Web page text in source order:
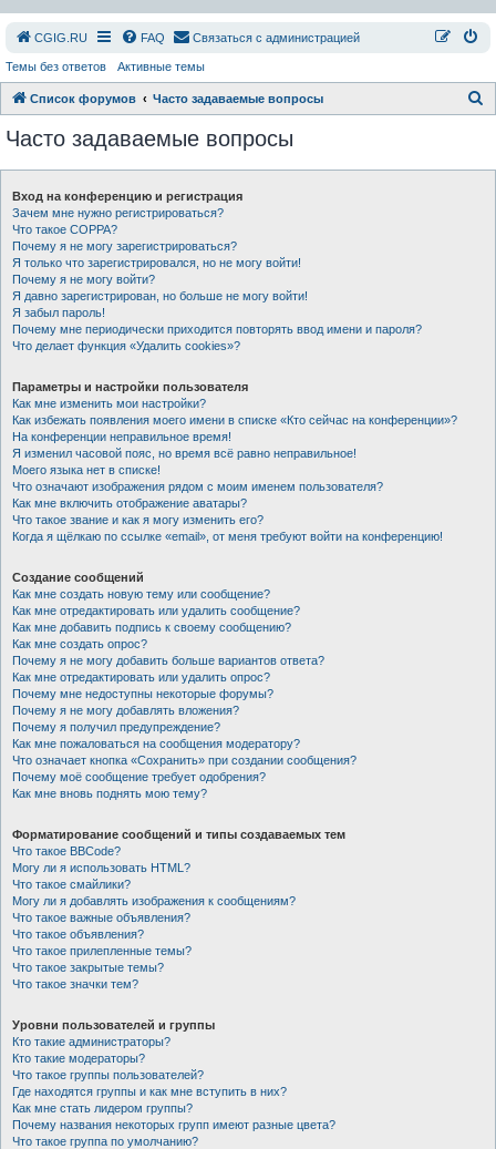
СGIG.RU FAQ Связаться с администрацией
Темы без ответов Активные темы
Список форумов Часто задаваемые вопросы
Часто задаваемые вопросы
Вход на конференцию и регистрация
Зачем мне нужно регистрироваться?
Что такое COPPA?
Почему я не могу зарегистрироваться?
Я только что зарегистрировался, но не могу войти!
Почему я не могу войти?
Я давно зарегистрирован, но больше не могу войти!
Я забыл пароль!
Почему мне периодически приходится повторять ввод имени и пароля?
Что делает функция «Удалить cookies»?
Параметры и настройки пользователя
Как мне изменить мои настройки?
Как избежать появления моего имени в списке «Кто сейчас на конференции»?
На конференции неправильное время!
Я изменил часовой пояс, но время всё равно неправильное!
Моего языка нет в списке!
Что означают изображения рядом с моим именем пользователя?
Как мне включить отображение аватары?
Что такое звание и как я могу изменить его?
Когда я щёлкаю по ссылке «email», от меня требуют войти на конференцию!
Создание сообщений
Как мне создать новую тему или сообщение?
Как мне отредактировать или удалить сообщение?
Как мне добавить подпись к своему сообщению?
Как мне создать опрос?
Почему я не могу добавить больше вариантов ответа?
Как мне отредактировать или удалить опрос?
Почему мне недоступны некоторые форумы?
Почему я не могу добавлять вложения?
Почему я получил предупреждение?
Как мне пожаловаться на сообщения модератору?
Что означает кнопка «Сохранить» при создании сообщения?
Почему моё сообщение требует одобрения?
Как мне вновь поднять мою тему?
Форматирование сообщений и типы создаваемых тем
Что такое BBCode?
Могу ли я использовать HTML?
Что такое смайлики?
Могу ли я добавлять изображения к сообщениям?
Что такое важные объявления?
Что такое объявления?
Что такое прилепленные темы?
Что такое закрытые темы?
Что такое значки тем?
Уровни пользователей и группы
Кто такие администраторы?
Кто такие модераторы?
Что такое группы пользователей?
Где находятся группы и как мне вступить в них?
Как мне стать лидером группы?
Почему названия некоторых групп имеют разные цвета?
Что такое группа по умолчанию?